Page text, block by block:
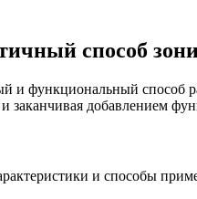
способ
функциональный способ
добавлением
и способы